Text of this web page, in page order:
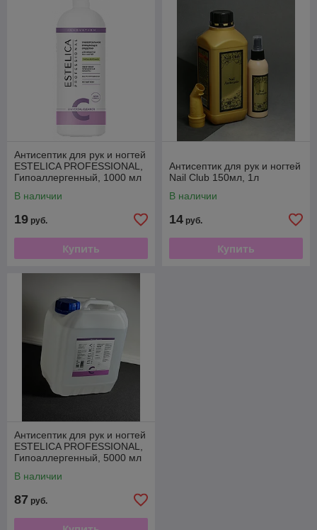
Антисептик для рук и ногтей
ESTELICA PROFESSIONAL,
Гипоаллергенный, 1000 мл
В наличии
19 руб.
Купить
Антисептик для рук и ногтей
Nail Club 150мл, 1л
В наличии
14 руб.
Купить
Антисептик для рук и ногтей
ESTELICA PROFESSIONAL,
Гипоаллергенный, 5000 мл
В наличии
87 руб.